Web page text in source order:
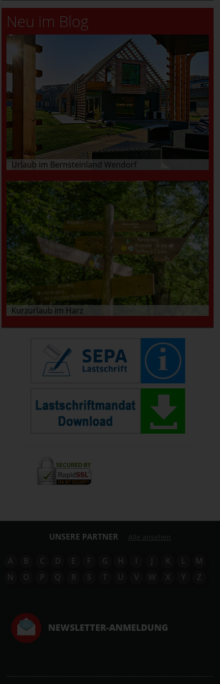
Neu im Blog
Urlaub im Bernsteinland Wendorf
Kurzurlaub im Harz
UNSERE PARTNER Alle ansehen
A B C D E F G H I J K L
M
N
O P Q R S T U V W X Y Z
NEWSLETTER-ANMELDUNG